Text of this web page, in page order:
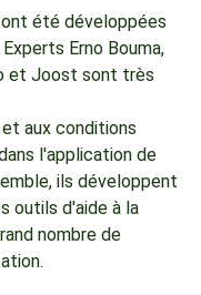
été développées
Erno Bouma,
et Joost sont très
aux conditions
l'application de
ils développent
outils d'aide à la
nombre de